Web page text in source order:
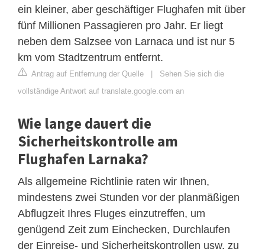
ein kleiner, aber geschäftiger Flughafen mit über
fünf Millionen Passagieren pro Jahr. Er liegt
neben dem Salzsee von Larnaca und ist nur 5
km vom Stadtzentrum entfernt.
Antrag auf Entfernung der Quelle | Sehen Sie sich die
vollständige Antwort auf translate.google.com an
Wie lange dauert die
Sicherheitskontrolle am
Flughafen Larnaka?
Als allgemeine Richtlinie raten wir Ihnen,
mindestens zwei Stunden vor der planmäßigen
Abflugzeit Ihres Fluges einzutreffen, um
genügend Zeit zum Einchecken, Durchlaufen
der Einreise- und Sicherheitskontrollen usw. zu